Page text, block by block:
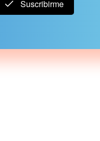
Suscribirme